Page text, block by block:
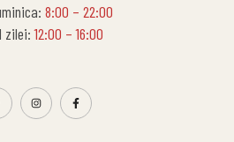
8:00 – 22:00
zilei:12:00 – 16:00